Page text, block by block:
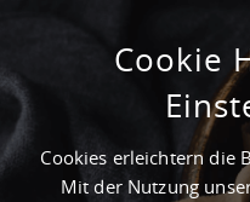
Bestandshalle
optimale
Chemnitz
Cookie
Cookies erleichtern die
Mit der Nutzung